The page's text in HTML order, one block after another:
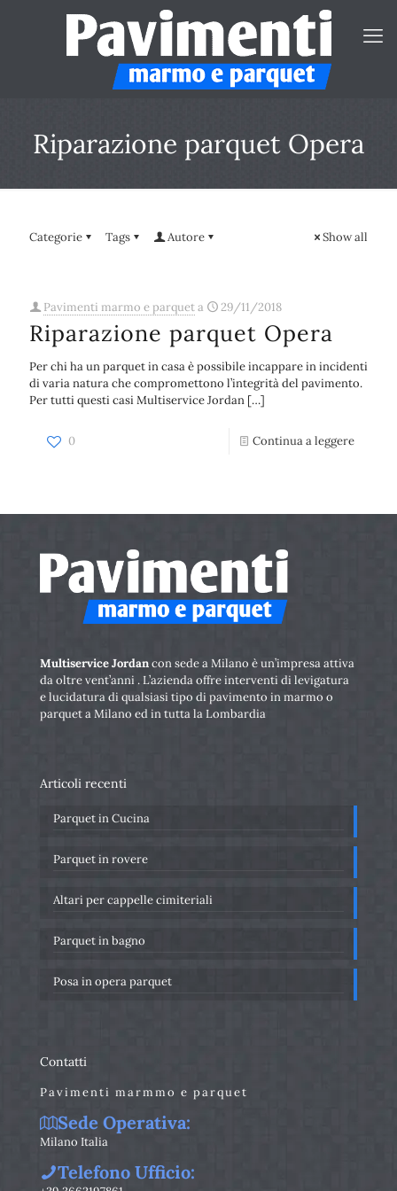
Riparazione parquet Opera
Categorie Tags Autore Show all
Pavimenti marmo e parqueta 29/11/2018
Riparazione parquet Opera
Per chi ha un parquet in casa è possibile incappare in incidenti
di varia natura che compromettono l’integrità del pavimento.
Per tutti questi casi Multiservice Jordan […]
0 Continua a leggere
Multiservice Jordancon sede a Milano è un’impresa attiva
da oltre vent’anni . L’azienda offre interventi di levigatura
e lucidatura di qualsiasi tipo di pavimento in marmo o
parquet a Milano ed in tutta la Lombardia
Articoli recenti
Parquet in Cucina
Parquet in rovere
Altari per cappelle cimiteriali
Parquet in bagno
Posa in opera parquet
Contatti
Pavimenti marmmo e parquet
Sede Operativa:
Milano Italia
Telefono Ufficio: